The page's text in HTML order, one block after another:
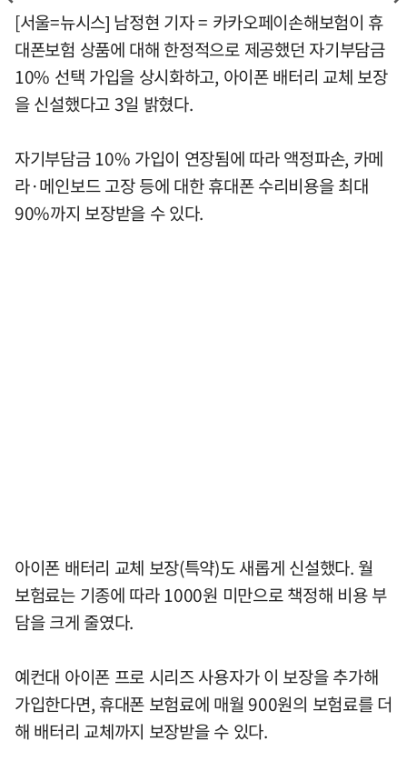
[서울=뉴시스] 남정현 기자 = 카카오페이손해보험이 휴
대폰보험 상품에 대해 한정적으로 제공했던 자기부담금
10% 선택 가입을 상시화하고, 아이폰 배터리 교체 보장
을 신설했다고 3일 밝혔다.
자기부담금 10% 가입이 연장됨에 따라 액정파손, 카메
라·메인보드 고장 등에 대한 휴대폰 수리비용을 최대
90%까지 보장받을 수 있다.
아이폰 배터리 교체 보장(특약)도 새롭게 신설했다. 월
보험료는 기종에 따라 1000원 미만으로 책정해 비용 부
담을 크게 줄였다.
예컨대 아이폰 프로 시리즈 사용자가 이 보장을 추가해
가입한다면, 휴대폰 보험료에 매월 900원의 보험료를 더
해 배터리 교체까지 보장받을 수 있다.